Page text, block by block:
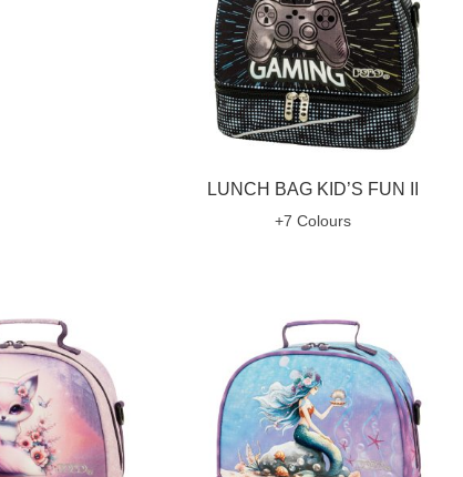
LUNCH BAG KID’S FUN II
+7 Colours